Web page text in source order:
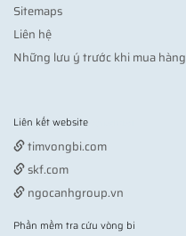
Sitemaps
Liên hệ
Những lưu ý trước khi mua hàng
Liên kết website
timvongbi.com
skf.com
ngocanhgroup.vn
Phần mềm tra cứu vòng bi